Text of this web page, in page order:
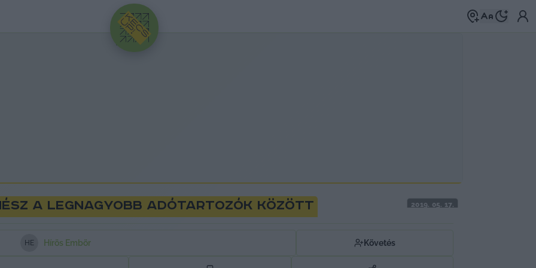
HIRDETÉS
2019. 05. 17.
a legnagyobb adótartozók között
H E Hírös Embör Követés